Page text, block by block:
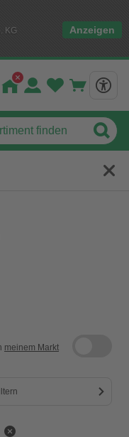
KG
Anzeigen
meinem Markt